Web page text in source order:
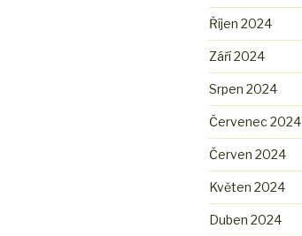
Říjen 2024
Září 2024
Srpen 2024
Červenec 2024
Červen 2024
Květen 2024
Duben 2024